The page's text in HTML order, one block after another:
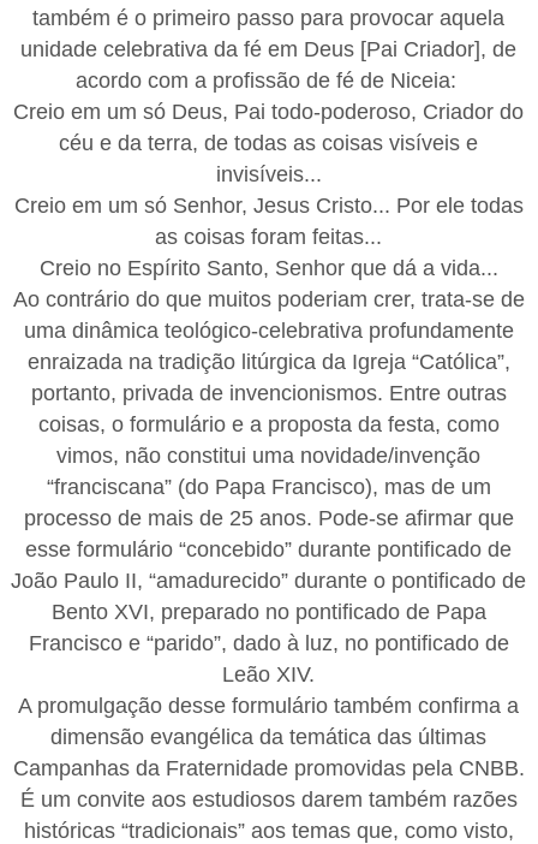
também é o primeiro passo para provocar aquela
unidade celebrativa da fé em Deus [Pai Criador], de
acordo com a profissão de fé de Niceia:
Creio em um só Deus, Pai todo-poderoso, Criador do
céu e da terra, de todas as coisas visíveis e
invisíveis...
Creio em um só Senhor, Jesus Cristo... Por ele todas
as coisas foram feitas...
Creio no Espírito Santo, Senhor que dá a vida...
Ao contrário do que muitos poderiam crer, trata-se de
uma dinâmica teológico-celebrativa profundamente
enraizada na tradição litúrgica da Igreja “Católica”,
portanto, privada de invencionismos. Entre outras
coisas, o formulário e a proposta da festa, como
vimos, não constitui uma novidade/invenção
“franciscana” (do Papa Francisco), mas de um
processo de mais de 25 anos. Pode-se afirmar que
esse formulário “concebido” durante pontificado de
João Paulo II, “amadurecido” durante o pontificado de
Bento XVI, preparado no pontificado de Papa
Francisco e “parido”, dado à luz, no pontificado de
Leão XIV.
A promulgação desse formulário também confirma a
dimensão evangélica da temática das últimas
Campanhas da Fraternidade promovidas pela CNBB.
É um convite aos estudiosos darem também razões
históricas “tradicionais” aos temas que, como visto,